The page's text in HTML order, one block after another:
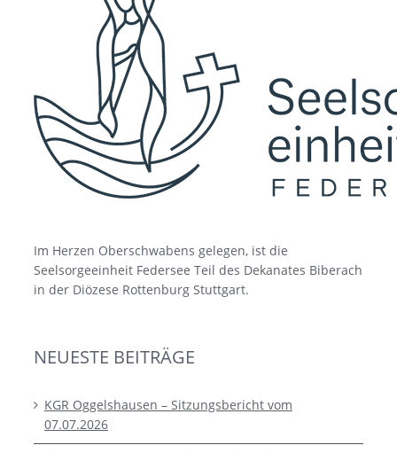
Im Herzen Oberschwabens gelegen, ist die
Seelsorgeeinheit Federsee Teil des Dekanates Biberach
in der Diözese Rottenburg Stuttgart.
NEUESTE BEITRÄGE
KGR Oggelshausen – Sitzungsbericht vom
07.07.2026